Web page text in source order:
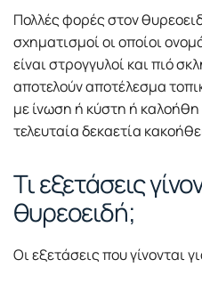
Πολλές φορές στον
σχηματισμοί οι οποίοι
είναι στρογγυλοί και πιό
αποτελούν αποτέλεσμα
με ίνωση ή κύστη ή
τελευταία δεκαετία
Τι εξετάσεις
θυρεοειδή;
Οι εξετάσεις που γίνονται